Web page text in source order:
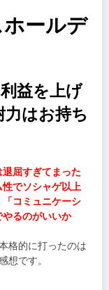
ールデ
益を上げ
はお持ち
屈すぎてまった
でソシャゲ以上
コミュニケーシ
るのがいいか
格的に打ったのは
想です。